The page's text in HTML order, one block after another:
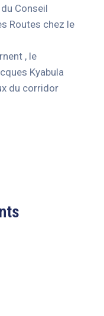
Conseil
Routes chez le
, le
Kyabula
du corridor